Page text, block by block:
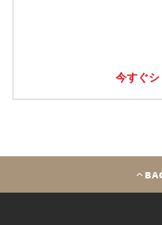
今すぐ